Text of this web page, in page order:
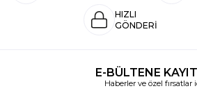
HIZLI
GÖNDERİ
E-BÜLTENE
Haberler ve özel fırsatlar